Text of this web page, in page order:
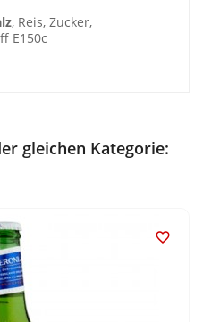
, Reis, Zucker,
E150c
gleichen Kategorie:
